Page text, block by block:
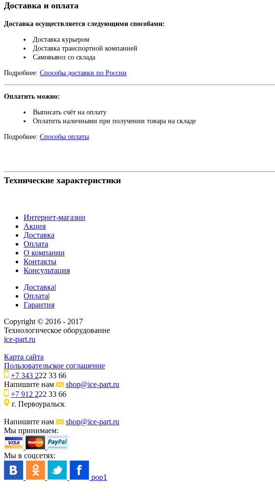
Доставка и оплата
Доставка осуществляется следующими способами:
Доставка курьером
Доставка транспортной компанией
Самовывоз со склада
Подробнее: Способы доставки по России
Оплатить можно:
Выписать счёт на оплату
Оплатить наличными при получении товара на складе
Подробнее: Способы оплаты
Технические характеристики
Интернет-магазин
Акция
Доставка
Оплата
О компании
Контакты
Консультация
Доставка|
Оплата|
Гарантия
Copyright © 2016 - 2017
Технологическое оборудование
ice-part.ru
Карта сайта
Пользовательское соглашение
+7 343 222 33 66
Напишите нам
shop@ice-part.ru
+7 912 222 33 66
г. Первоуральск
Напишите нам
shop@ice-part.ru
Мы принимаем:
Мы в соцсетях:
pop1